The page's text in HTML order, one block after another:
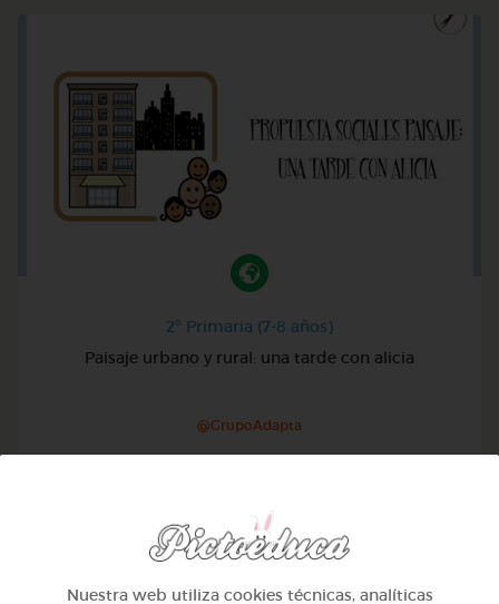
2º Primaria (7-8 años)
Paisaje urbano y rural: una tarde con alicia
@GrupoAdapta
Nuestra web utiliza cookies técnicas, analíticas